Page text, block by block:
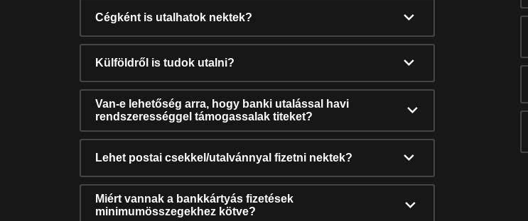
Cégként is utalhatok nektek?
Külföldről is tudok utalni?
Van-e lehetőség arra, hogy banki utalással havi
rendszerességgel támogassalak titeket?
Lehet postai csekkel/utalvánnyal fizetni nektek?
Miért vannak a bankkártyás fizetések
minimumösszegekhez kötve?